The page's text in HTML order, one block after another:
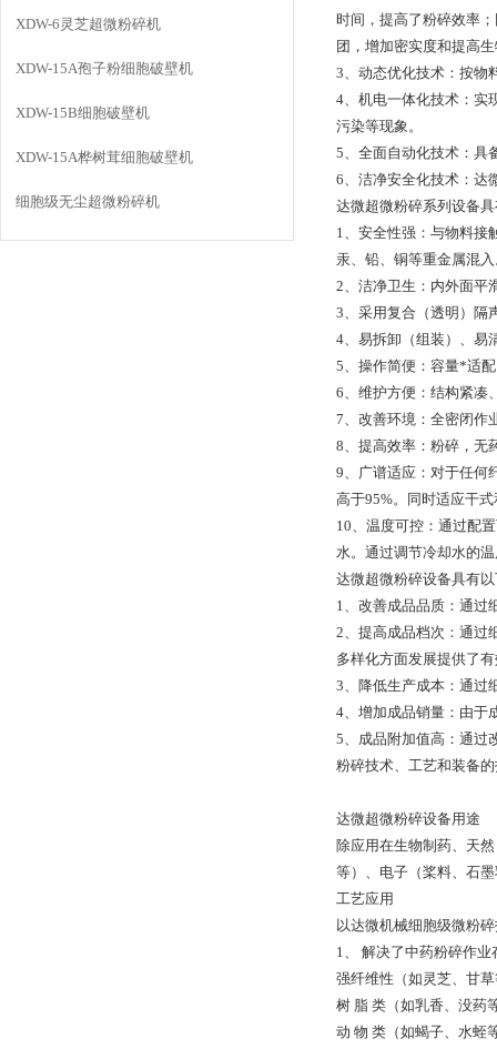
XDW-6灵芝超微粉碎机
XDW-15A孢子粉细胞破壁机
XDW-15B细胞破壁机
XDW-15A桦树茸细胞破壁机
细胞级无尘超微粉碎机
时间，提高了粉碎效率
团，增加密实度和提高
3、动态优化技术：按物
4、机电一体化技术：实
污染等现象。
5、全面自动化技术：具
6、洁净安全化技术：达
达微超微粉碎系列设备
1、安全性强：与物料接
汞、铅、铜等重金属混
2、洁净卫生：内外面平
3、采用复合（透明）隔
4、易拆卸（组装）、易
5、操作简便：容量*适
6、维护方便：结构紧凑
7、改善环境：全密闭作
8、提高效率：粉碎，无
9、广谱适应：对于任何
高于95%。同时适应干
10、温度可控：通过配
水。通过调节冷却水的
达微超微粉碎设备具有
1、改善成品品质：通过
2、提高成品档次：通过
多样化方面发展提供了
3、降低生产成本：通过
4、增加成品销量：由于
5、成品附加值高：通过
粉碎技术、工艺和装备
达微超微粉碎设备用途
除应用在生物制药、天
等）、电子（桨料、石
工艺应用
以达微机械细胞级微粉
1、 解决了中药粉碎作业
强纤维性（如灵芝、
树 脂 类（如乳香、没
动 物 类（如蝎子、水